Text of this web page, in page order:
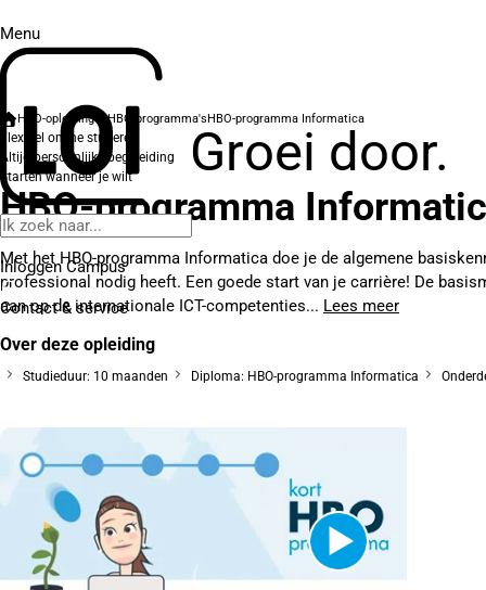
Menu
Groei door.
Inloggen Campus
Contact& service
HBO-opleidingenHBO-programma'sHBO-programma Informatica
Flexibel online studeren
Altijd persoonlijke begeleiding
Starten wanneer je wilt
HBO-programma
Met het HBO-programma Informatica doe je de algemene
professional nodig heeft. Een goede start van je carrière! De
aan op de internationale ICT-competenties... Lees meer
Over deze opleiding
Studieduur: 10 maanden Diploma: HBO-programma Informatica